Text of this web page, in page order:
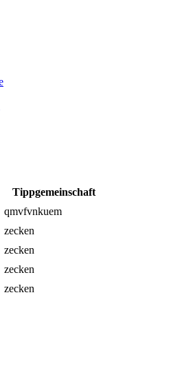
Tippgemeinschaft
qmvfvnkuem
zecken
zecken
zecken
zecken